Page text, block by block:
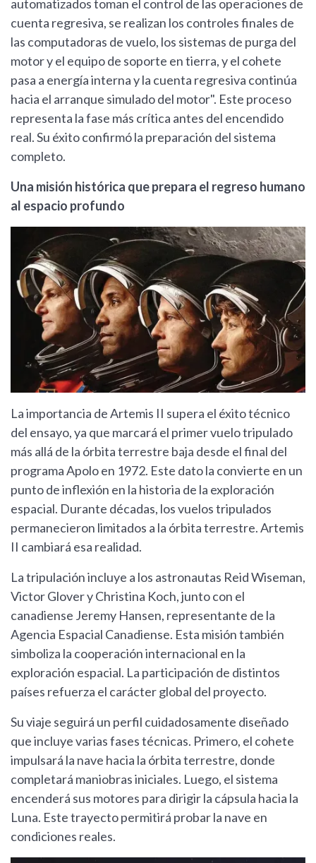
automatizados toman el control de las operaciones de
cuenta regresiva, se realizan los controles finales de
las computadoras de vuelo, los sistemas de purga del
motor y el equipo de soporte en tierra, y el cohete
pasa a energía interna y la cuenta regresiva continúa
hacia el arranque simulado del motor". Este proceso
representa la fase más crítica antes del encendido
real. Su éxito confirmó la preparación del sistema
completo.
Una misión histórica que prepara el regreso humano
al espacio profundo
La importancia de Artemis II supera el éxito técnico
del ensayo, ya que marcará el primer vuelo tripulado
más allá de la órbita terrestre baja desde el final del
programa Apolo en 1972. Este dato la convierte en un
punto de inflexión en la historia de la exploración
espacial. Durante décadas, los vuelos tripulados
permanecieron limitados a la órbita terrestre. Artemis
II cambiará esa realidad.
La tripulación incluye a los astronautas Reid Wiseman,
Victor Glover y Christina Koch, junto con el
canadiense Jeremy Hansen, representante de la
Agencia Espacial Canadiense. Esta misión también
simboliza la cooperación internacional en la
exploración espacial. La participación de distintos
países refuerza el carácter global del proyecto.
Su viaje seguirá un perfil cuidadosamente diseñado
que incluye varias fases técnicas. Primero, el cohete
impulsará la nave hacia la órbita terrestre, donde
completará maniobras iniciales. Luego, el sistema
encenderá sus motores para dirigir la cápsula hacia la
Luna. Este trayecto permitirá probar la nave en
condiciones reales.